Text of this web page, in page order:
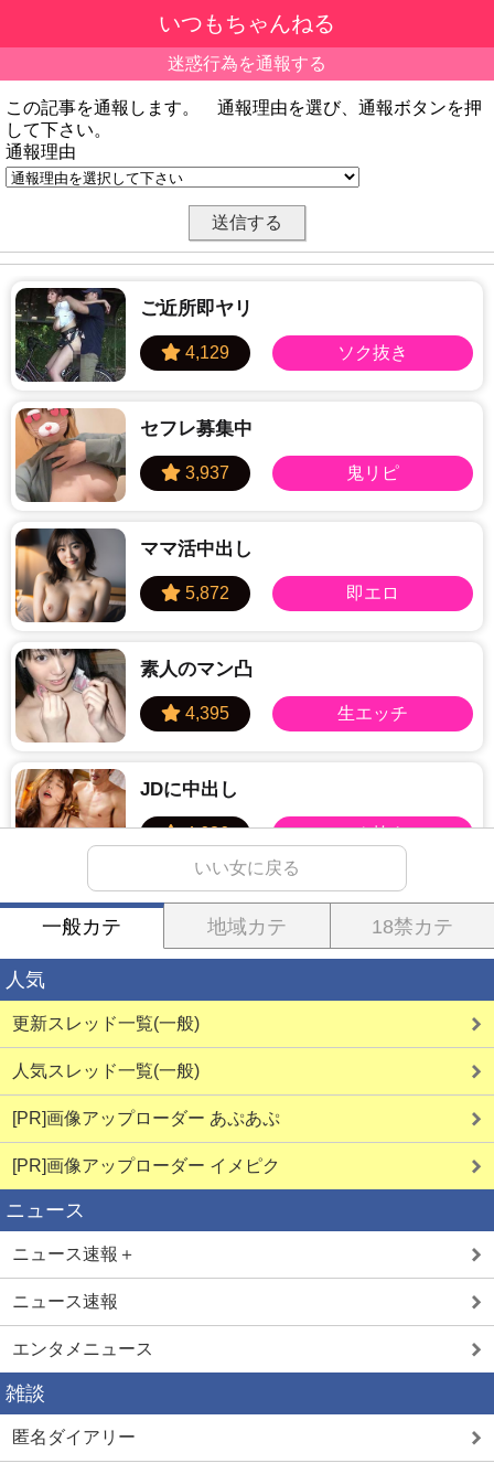
いつもちゃんねる
迷惑行為を通報する
この記事を通報します。 通報理由を選び、通報ボタンを押
して下さい。
通報理由
ご近所即ヤリ
セフレ募集中
ママ活中出し
素人のマン凸
JDに中出し
学生とヤレる
夜遊びババア
ご近所熟女
いい女に戻る
一般カテ 地域カテ 18禁カテ
人気
更新スレッド一覧(一般)
人気スレッド一覧(一般)
[PR]画像アップローダー あぷあぷ
[PR]画像アップローダー イメピク
ニュース
ニュース速報＋
ニュース速報
エンタメニュース
雑談
匿名ダイアリー